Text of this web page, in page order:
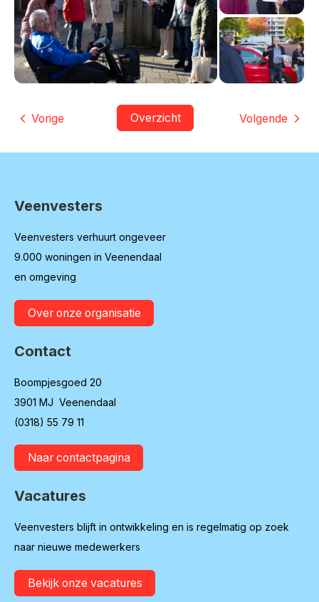
Volgende
Overzicht
Vorige
Contactinformatie
Veenvesters
Veenvesters verhuurt ongeveer
9.000 woningen in Veenendaal
en omgeving
Over onze organisatie
Contact
Boompjesgoed 20
3901 MJ Veenendaal
(0318) 55 79 11
Naar contactpagina
Vacatures
Veenvesters blijft in ontwikkeling en is regelmatig op zoek
naar nieuwe medewerkers
Bekijk onze vacatures